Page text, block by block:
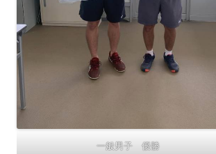
一般男子 優勝